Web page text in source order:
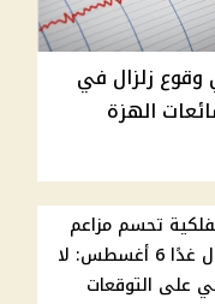
وقوع زلزال في
الهزة
تحسم مزاعم
وقوع زلزال غدًا 6 أغسطس: لا
على التوقعات